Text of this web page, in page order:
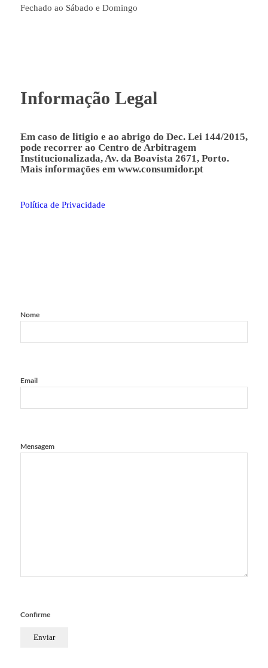
Fechado ao Sábado e Domingo
Informação Legal
Em caso de litigio e ao abrigo do Dec. Lei 144/2015,
pode recorrer ao Centro de Arbitragem
Institucionalizada, Av. da Boavista 2671, Porto.
Mais informações em www.consumidor.pt
Política de Privacidade
Nome
Email
Mensagem
Confirme